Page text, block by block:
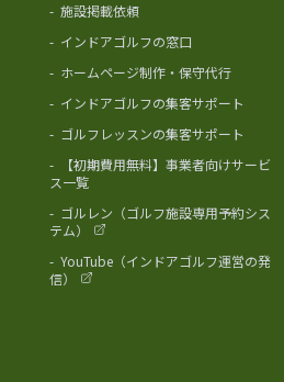
- 施設掲載依頼
- インドアゴルフの窓口
- ホームページ制作・保守代行
- インドアゴルフの集客サポート
- ゴルフレッスンの集客サポート
-
【初期費用無料】事業者向けサービ
ス一覧
- ゴルレン（ゴルフ施設専用予約シス
テム）
- YouTube（インドアゴルフ運営の発
信）